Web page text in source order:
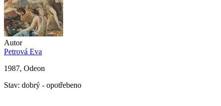
Autor
Petrová Eva
1987, Odeon
Stav: dobrý - opotřebeno